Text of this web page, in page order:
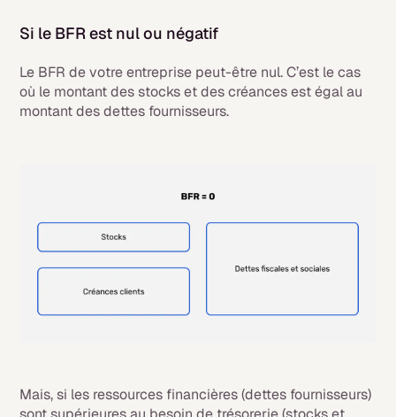
Si le BFR est nul ou négatif
Le BFR de votre entreprise peut-être nul. C’est le cas
où le montant des stocks et des créances est égal au
montant des dettes fournisseurs.
Mais, si les ressources financières (dettes fournisseurs)